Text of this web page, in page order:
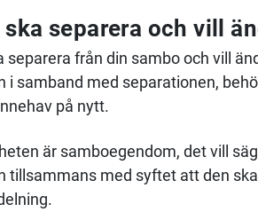
ska separera och vill
separera från din sambo och vill
i samband med separationen,
på nytt.
är samboegendom, det vill
tillsammans med syftet att den